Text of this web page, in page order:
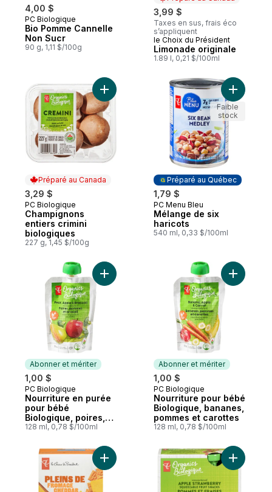
4,00 $
PC Biologique
Bio Pomme Cannelle
Non Sucr
90 g, 1,11 $/100g
3,99 $
Taxes en sus, frais éco
s’appliquent
Préparé au Canada
le Choix du Président
Limonade originale
1.89 l, 0,21 $/100ml
Préparé au Canada
3,29 $
Préparé au Canada
PC Biologique
Champignons
entiers crimini
biologiques
227 g, 1,45 $/100g
Ajouter Champignons entiers crimini
Préparé au Québec
1,79 $
Préparé au Québec
PC Menu Bleu
Mélange de six
haricots
540 ml, 0,33 $/100ml
Ajouter
Faible
stock
Abonner et mériter
1,00 $
Abonner et mériter
PC Biologique
Nourriture en purée
pour bébé
Biologique, poires,
pommes et brocoli
128 ml, 0,78 $/100ml
Ajouter Nourriture en purée pour bébé
Abonner et mériter
1,00 $
Abonner et mériter
PC Biologique
Nourriture pour bébé
Biologique, bananes,
pommes et carottes
128 ml, 0,78 $/100ml
Ajouter
Ajouter Craquelins pleins de fromage
Ajouter